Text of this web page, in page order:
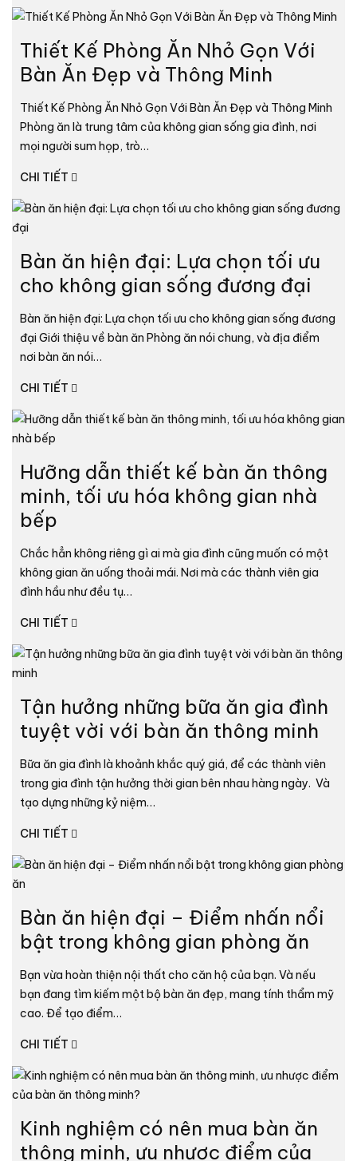
Thiết Kế Phòng Ăn Nhỏ Gọn Với
Bàn Ăn Đẹp và Thông Minh
Thiết Kế Phòng Ăn Nhỏ Gọn Với Bàn Ăn Đẹp và Thông Minh
Phòng ăn là trung tâm của không gian sống gia đình, nơi
mọi người sum họp, trò…
CHI TIẾT
Bàn ăn hiện đại: Lựa chọn tối ưu
cho không gian sống đương đại
Bàn ăn hiện đại: Lựa chọn tối ưu cho không gian sống đương
đại Giới thiệu về bàn ăn Phòng ăn nói chung, và địa điểm
nơi bàn ăn nói…
CHI TIẾT
Hưỡng dẫn thiết kế bàn ăn thông
minh, tối ưu hóa không gian nhà
bếp
Chắc hẳn không riêng gì ai mà gia đình cũng muốn có một
không gian ăn uống thoải mái. Nơi mà các thành viên gia
đình hầu như đều tụ…
CHI TIẾT
Tận hưởng những bữa ăn gia đình
tuyệt vời với bàn ăn thông minh
Bữa ăn gia đình là khoảnh khắc quý giá, để các thành viên
trong gia đình tận hưởng thời gian bên nhau hàng ngày. Và
tạo dựng những kỷ niệm…
CHI TIẾT
Bàn ăn hiện đại – Điểm nhấn nổi
bật trong không gian phòng ăn
Bạn vừa hoàn thiện nội thất cho căn hộ của bạn. Và nếu
bạn đang tìm kiếm một bộ bàn ăn đẹp, mang tính thẩm mỹ
cao. Để tạo điểm…
CHI TIẾT
Kinh nghiệm có nên mua bàn ăn
thông minh, ưu nhược điểm của